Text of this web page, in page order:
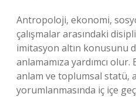
Antropoloji, ekonomi,
çalışmalar arasındaki
imitasyon altın konusunu
anlamamıza yardımcı
anlam ve toplumsal statü,
yorumlanmasında iç içe